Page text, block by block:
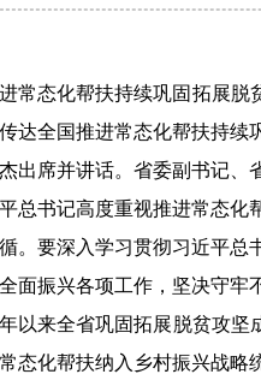
常态化帮扶持续巩固拓展
达全国推进常态化帮扶持续
出席并讲话。省委副书记、
书记高度重视推进常态化
。要深入学习贯彻习近平
面振兴各项工作，坚决守牢
来全省巩固拓展脱贫攻坚成
态化帮扶纳入乡村振兴战